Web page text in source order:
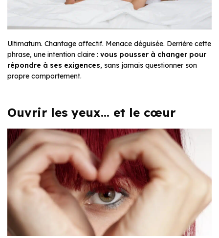
Ultimatum. Chantage affectif. Menace déguisée. Derrière cette
phrase, une intention claire : vous pousser à changer pour
répondre à ses exigences, sans jamais questionner son
propre comportement.
Ouvrir les yeux… et le cœur